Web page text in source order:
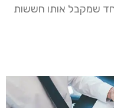
שמקבל אותו חששות